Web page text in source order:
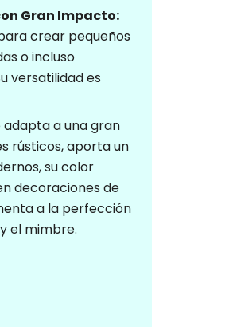
Gran Impacto:
crear pequeños
o incluso
versatilidad es
adapta a una gran
rústicos, aporta un
su color
decoraciones de
a la perfección
el mimbre.